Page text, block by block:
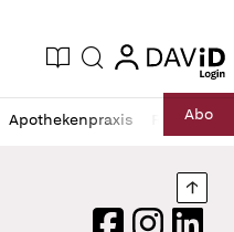
Aktuelle Ausgabe
Suche login
login
Apothekenpraxis RechtAbo
FacebookInstagram